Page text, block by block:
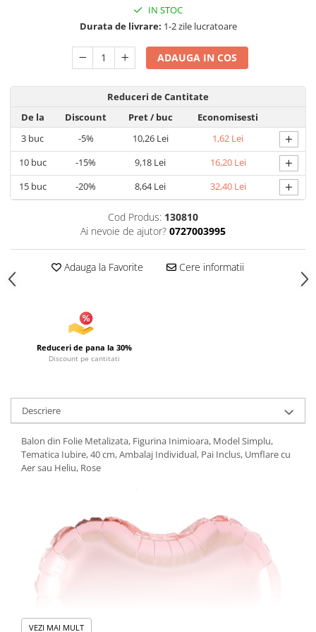
Articole pentru Gradina si Bricolaj
Corpuri de iluminat
Articole si, Echipamente pentru
Pelerine, Umbrele si Accesorii
Videoproiectoare
IN STOC
Durata de livrare: 1-2 zile lucratoare
ADAUGA IN COS
Reduceri de Cantitate
De la
Discount Pret/ buc
Economisesti
3 buc -5% 10,26 Lei 1,62 Lei +
10buc -15% 9,18 Lei 16,20 Lei +
15buc -20% 8,64 Lei 32,40 Lei +
Cod Produs: 130810
Ai nevoie de ajutor? 0727003995
Adauga la Favorite Cere informatii
Reduceri de pana la 30%
Discount pe cantitati
Descriere
Balon din Folie Metalizata, Figurina Inimioara, Model Simplu,
Tematica Iubire, 40 cm, Ambalaj Individual, Pai Inclus, Umflare cu
Aer sau Heliu, Rose
VEZI MAI MULT